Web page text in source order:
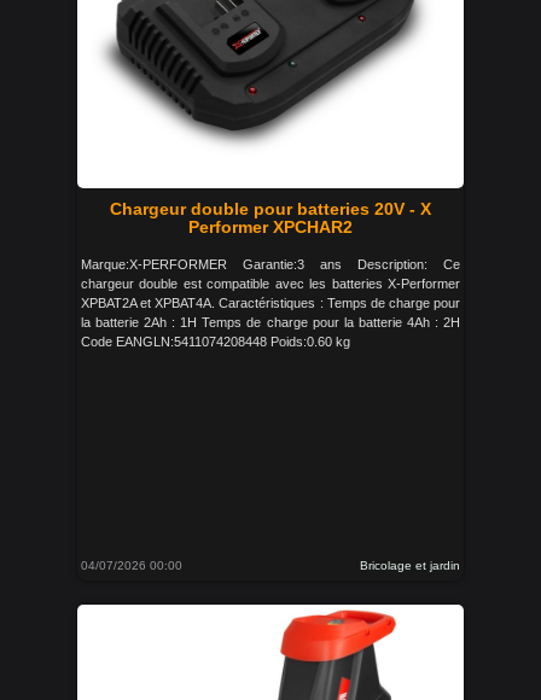
Chargeur double pour batteries 20V - X
Performer XPCHAR2
Marque:X-PERFORMER Garantie:3 ans Description: Ce
chargeur double est compatible avec les batteries X-Performer
XPBAT2A et XPBAT4A. Caractéristiques : Temps de charge pour
la batterie 2Ah : 1H Temps de charge pour la batterie 4Ah : 2H
Code EANGLN:5411074208448 Poids:0.60 kg
04/07/2026 00:00 Bricolage et jardin